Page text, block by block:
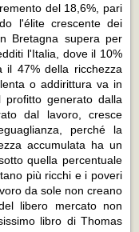
del 18,6%, pari
l'élite crescente dei
Bretagna supera per
l'Italia, dove il 10%
il 47% della ricchezza
o addirittura va in
generato dalla
dal lavoro, cresce
perché la
accumulata ha un
quella percentuale
più ricchi e i poveri
da sole non creano
libero mercato non
libro di Thomas